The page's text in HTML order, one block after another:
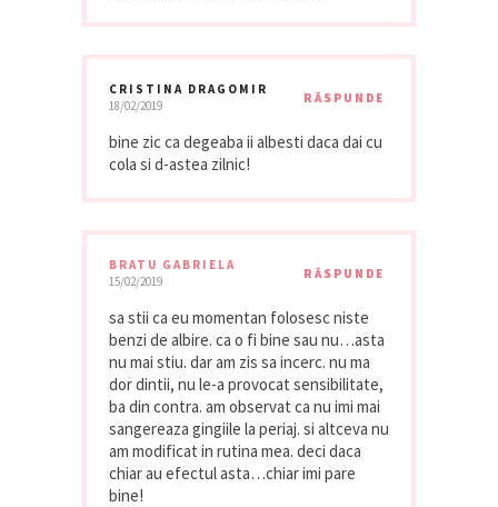
CRISTINA DRAGOMIR
18/02/2019
RĂSPUNDE
bine zic ca degeaba ii albesti daca dai cu
cola si d-astea zilnic!
BRATU GABRIELA
15/02/2019
RĂSPUNDE
sa stii ca eu momentan folosesc niste
benzi de albire. ca o fi bine sau nu…asta
nu mai stiu. dar am zis sa incerc. nu ma
dor dintii, nu le-a provocat sensibilitate,
ba din contra. am observat ca nu imi mai
sangereaza gingiile la periaj. si altceva nu
am modificat in rutina mea. deci daca
chiar au efectul asta…chiar imi pare
bine!